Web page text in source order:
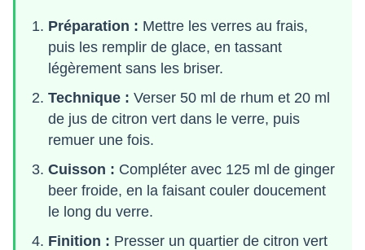
Préparation : Mettre les verres au frais,
puis les remplir de glace, en tassant
légèrement sans les briser.
Technique : Verser 50 ml de rhum et 20 ml
de jus de citron vert dans le verre, puis
remuer une fois.
Cuisson : Compléter avec 125 ml de ginger
beer froide, en la faisant couler doucement
le long du verre.
Finition : Presser un quartier de citron vert